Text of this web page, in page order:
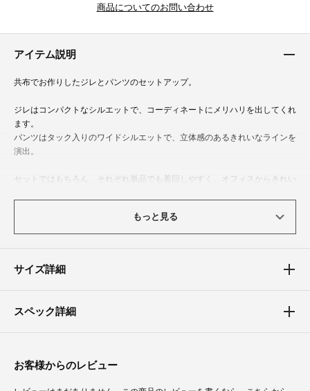
商品についてのお問い合わせ
アイテム説明
共布でお作りしたジレとパンツのセットアップ。
ジレはコンパクトなシルエットで、コーディネートにメリハリを出してくれ
ます。
パンツはタック入りのワイドシルエットで、立体感のあるきれいなラインを
演出。
セットではもちろん、それぞれ単品でも着回しやすく、オフィスからきれい
然にカバー。
もっと見る
サイズ詳細
スペック詳細
お客様からのレビュー